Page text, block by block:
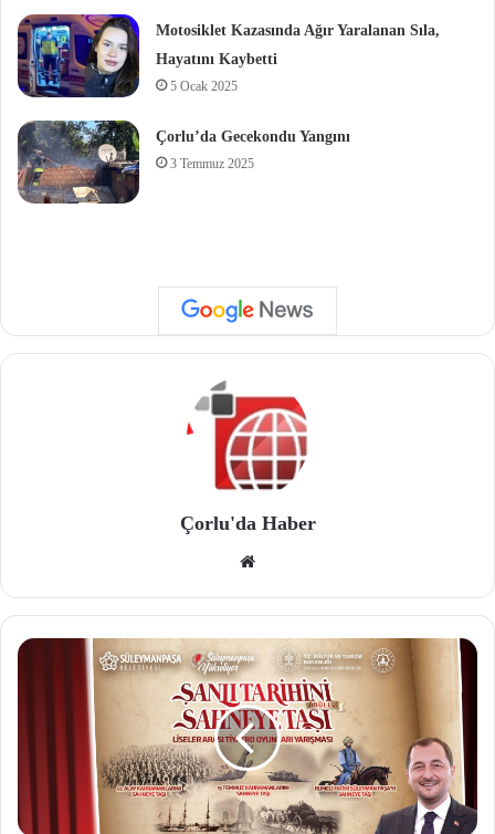
Motosiklet Kazasında Ağır Yaralanan Sıla,
Hayatını Kaybetti
5 Ocak 2025
Çorlu’da Gecekondu Yangını
3 Temmuz 2025
Çorlu'da Haber
site
si